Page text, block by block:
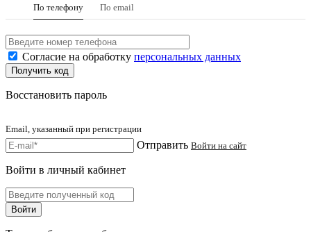
По телефону По email
Согласие на обработку персональных данных
Восстановить пароль
Email, указанный при регистрации
Отправить Войти на сайт
Войти в личный кабинет